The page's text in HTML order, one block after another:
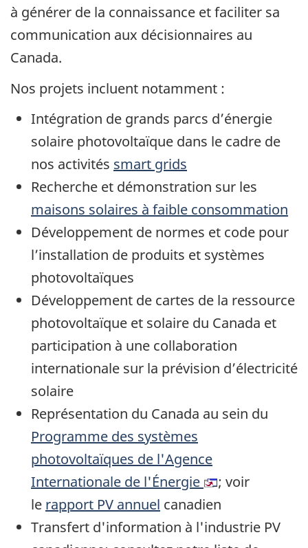
à générer de la connaissance et faciliter sa
communication aux décisionnaires au
Canada.
Nos projets incluent notamment :
Intégration de grands parcs d’énergie
solaire photovoltaïque dans le cadre de
nos activités smart grids
Recherche et démonstration sur les
maisons solaires à faible consommation
Développement de normes et code pour
l’installation de produits et systèmes
photovoltaïques
Développement de cartes de la ressource
photovoltaïque et solaire du Canada et
participation à une collaboration
internationale sur la prévision d’électricité
solaire
Représentation du Canada au sein du
Programme des systèmes
photovoltaïques de l'Agence
Internationale de l'Énergie
; voir
le rapport PV annuel canadien
Transfert d'information à l'industrie PV